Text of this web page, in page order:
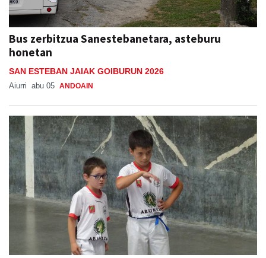
Bus zerbitzua Sanestebanetara, asteburu
honetan
SAN ESTEBAN JAIAK GOIBURUN 2026
Aiurri abu 05 ANDOAIN